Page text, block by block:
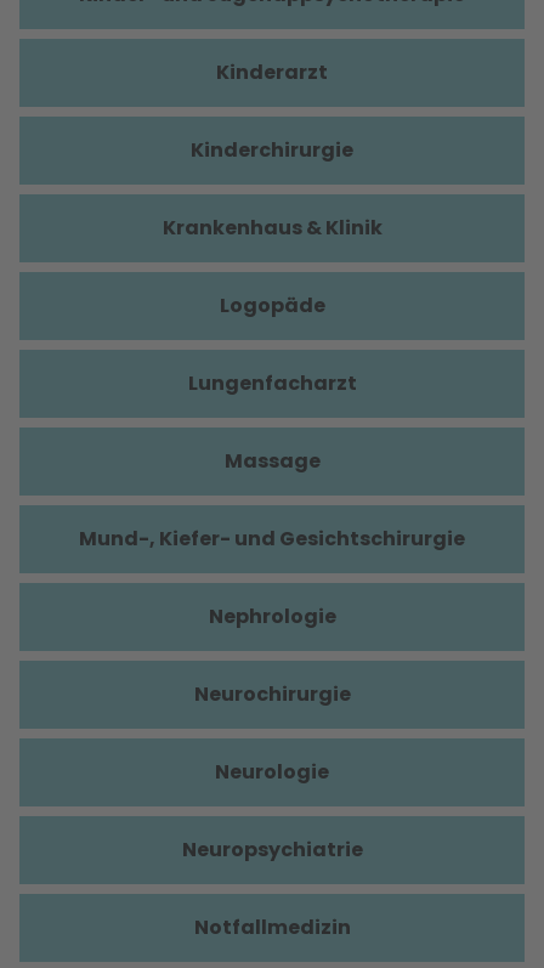
Kinderarzt
Kinderchirurgie
Krankenhaus & Klinik
Logopäde
Lungenfacharzt
Massage
Mund-, Kiefer- und Gesichtschirurgie
Nephrologie
Neurochirurgie
Neurologie
Neuropsychiatrie
Notfallmedizin